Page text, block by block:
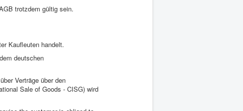
trotzdem gültig sein.
Kaufleuten handelt.
deutschen
Verträge über den
Sale of Goods - CISG) wird